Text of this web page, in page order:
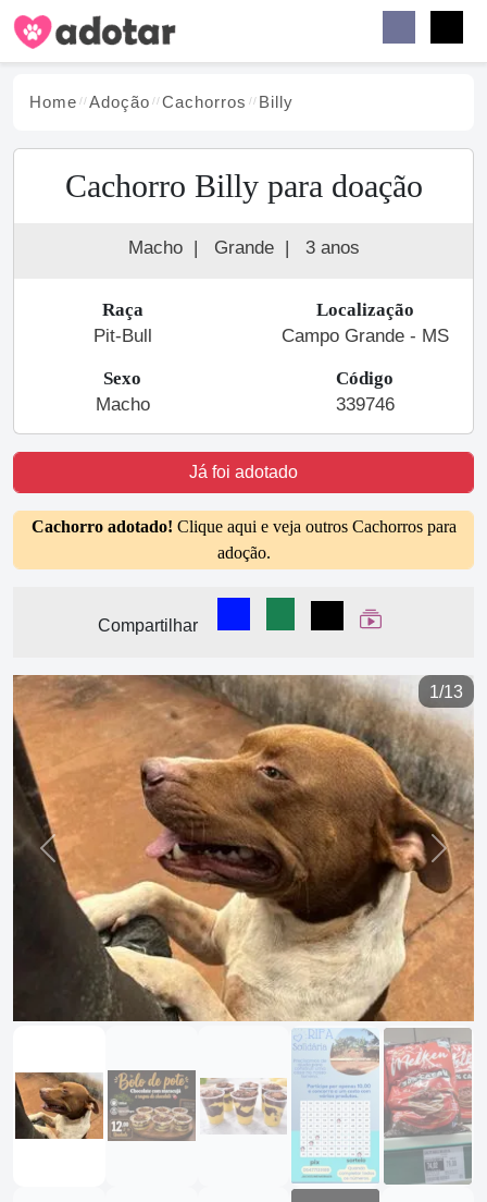
Home Adoção Cachorros Billy
Cachorro Billy para doação
Macho | Grande | 3 anos
Raça
Pit-Bull
Localização
Campo Grande - MS
Sexo
Macho
Código
339746
Já foi adotado
Cachorro adotado! Clique aqui e veja outros Cachorros para
adoção.
Compartilhar
Compartilhar no Facebook
Compartilhar no
Compartilhar
Ver Web Story
1/13
Previous Next